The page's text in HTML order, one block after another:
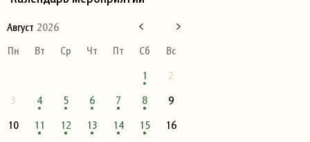
Август 2026
Пн
Вт Ср Чт Пт Сб
Вс
1
2
3
4 5 6 7 8
9
10
11 12 13 14 15
16